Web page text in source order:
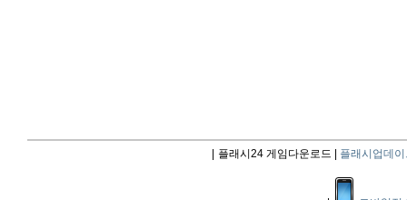
플래시24 게임다운로드 | 플래시업데이